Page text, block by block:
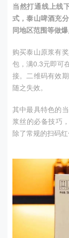
当然打通线上线
式，泰山啤酒充
同地区范围等做
购买泰山原浆有
包，满0.3元即可
接。二维码有效
随之失效。
其中最具特色的
浆丝的必备技巧
除了常规的扫码